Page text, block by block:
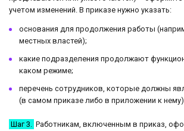
учетом изменений. В приказе нужно указать:
основания для продолжения работы
местных властей);
какие подразделения продолжают
каком режиме;
перечень сотрудников, которые должны
(в самом приказе либо в приложении к
Шаг 3. Работникам, включенным в приказ,